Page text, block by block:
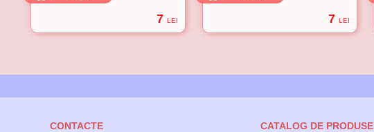
7 LEI 7 LEI
CONTACTE
CATALOG DE PRODUSE